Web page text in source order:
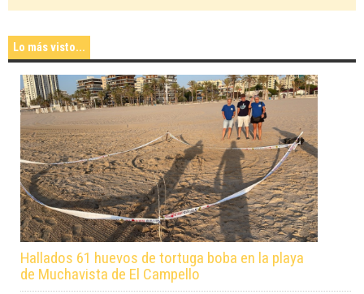
Lo más visto...
Hallados 61 huevos de tortuga boba en la playa
de Muchavista de El Campello